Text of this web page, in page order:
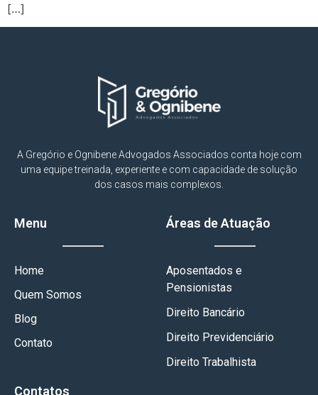
[…]
A Gregório e Ognibene Advogados Associados conta hoje com
uma equipe treinada, experiente e com capacidade de solução
dos casos mais complexos.
Menu
Home
Quem Somos
Blog
Contato
Áreas de Atuação
Aposentados e
Pensionistas
Direito Bancário
Direito Previdenciário
Direito Trabalhista
Contatos